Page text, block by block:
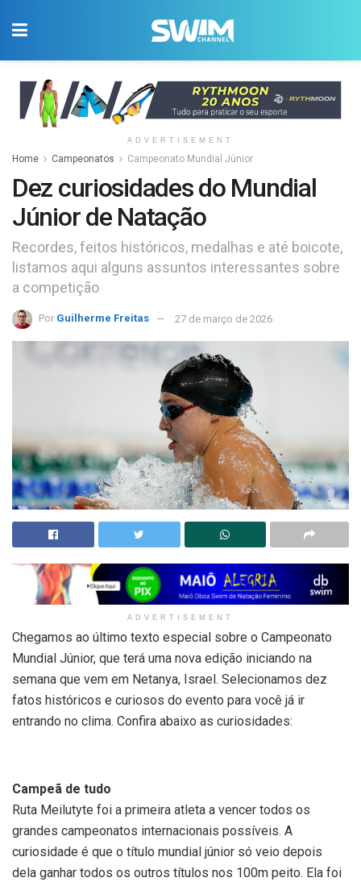
ADVERTISEMENT
Home Campeonatos Campeonato Mundial Júnior
Dez curiosidades do Mundial
Júnior de Natação
Recordes, feitos históricos, medalhas e até boicote,
listamos aqui alguns assuntos interessantes sobre
a competição
Por Guilherme Freitas 27 de março de 2026
ADVERTISEMENT
Chegamos ao último texto especial sobre o Campeonato
Mundial Júnior, que terá uma nova edição iniciando na
semana que vem em Netanya, Israel. Selecionamos dez
fatos históricos e curiosos do evento para você já ir
entrando no clima. Confira abaixo as curiosidades:
Campeã de tudo
Ruta Meilutyte foi a primeira atleta a vencer todos os
grandes campeonatos internacionais possíveis. A
curiosidade é que o título mundial júnior só veio depois
dela ganhar todos os outros títulos nos 100m peito. Ela foi